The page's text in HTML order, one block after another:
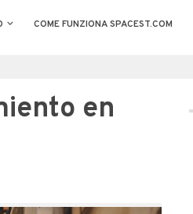
COME FUNZIONA SPACEST.COM
en